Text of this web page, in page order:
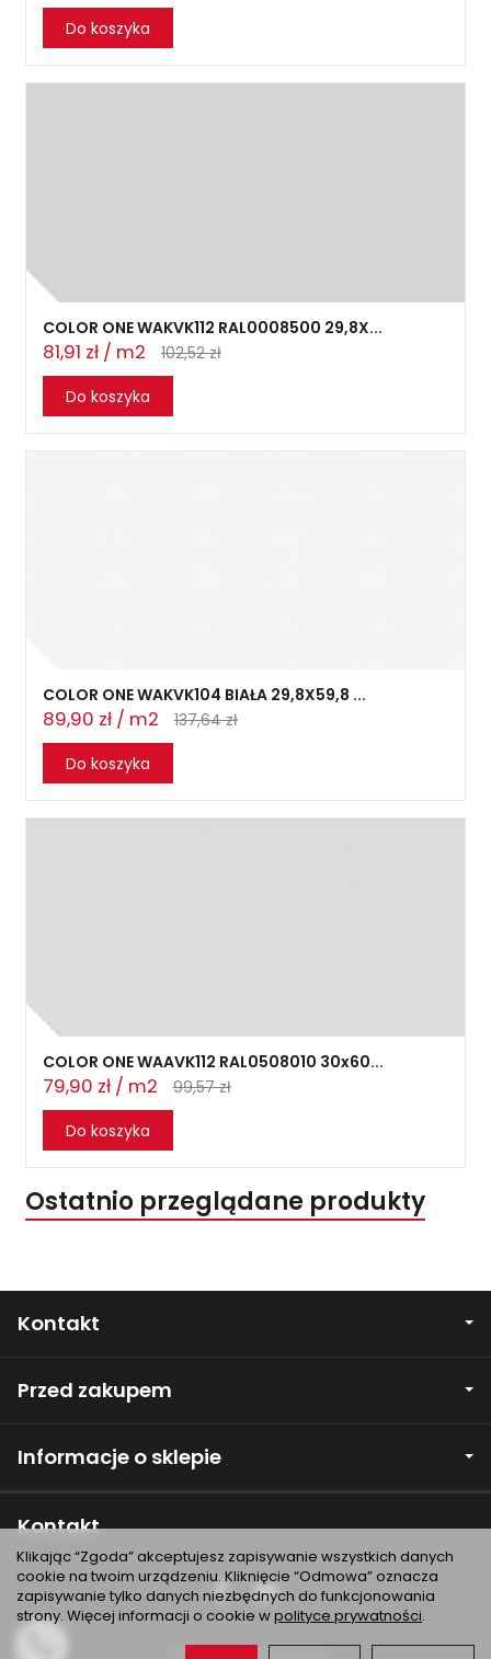
Do koszyka
COLOR ONE WAKVK112 RAL0008500 29,8X...
81,91 zł / m2
102,52 zł
Do koszyka
COLOR ONE WAKVK104 BIAŁA 29,8X59,8 ...
89,90 zł / m2
137,64 zł
Do koszyka
COLOR ONE WAAVK112 RAL0508010 30x60...
79,90 zł / m2
99,57 zł
Do koszyka
Ostatnio przeglądane produkty
Kontakt
Przed zakupem
Informacje o sklepie
Kontakt
koszty dostawy
Klikając “Zgoda” akceptujesz zapisywanie wszystkich danych
cookie na twoim urządzeniu. Kliknięcie “Odmowa” oznacza
zapisywanie tylko danych niezbędnych do funkcjonowania
strony. Więcej informacji o cookie wpolityce prywatności.